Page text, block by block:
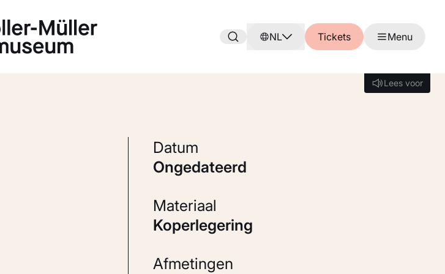
NL Tickets Menu
Lees voor
Lees voor
Datum
ongedateerd
Materiaal
Koperlegering
Afmetingen